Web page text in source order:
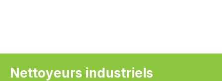
Nettoyeurs industriels